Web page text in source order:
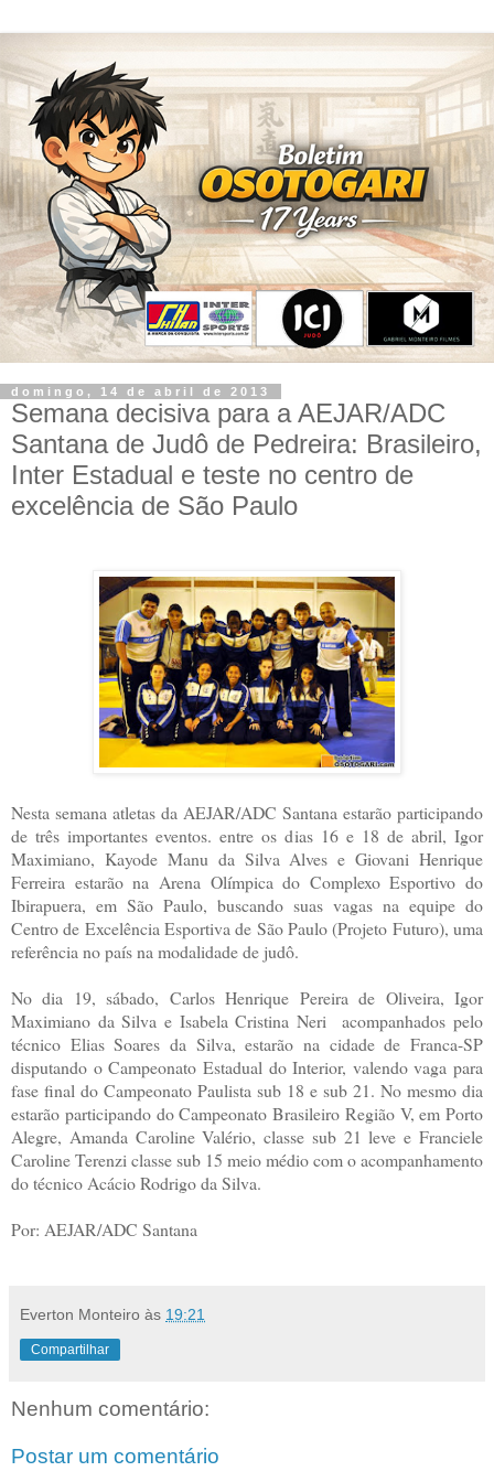
domingo, 14 de abril de 2013
Semana decisiva para a AEJAR/ADC
Santana de Judô de Pedreira: Brasileiro,
Inter Estadual e teste no centro de
excelência de São Paulo
Nesta semana atletas da AEJAR/ADC Santana estarão participando
de três importantes eventos. entre os dias 16 e 18 de abril, Igor
Maximiano, Kayode Manu da Silva Alves e Giovani Henrique
Ferreira estarão na Arena Olímpica do Complexo Esportivo do
Ibirapuera, em São Paulo, buscando suas vagas na equipe do
Centro de Excelência Esportiva de São Paulo (Projeto Futuro), uma
referência no país na modalidade de judô.
No dia 19, sábado, Carlos Henrique Pereira de Oliveira, Igor
Maximiano da Silva e Isabela Cristina Neri acompanhados pelo
técnico Elias Soares da Silva, estarão na cidade de Franca-SP
disputando o Campeonato Estadual do Interior, valendo vaga para
fase final do Campeonato Paulista sub 18 e sub 21. No mesmo dia
estarão participando do Campeonato Brasileiro Região V, em Porto
Alegre, Amanda Caroline Valério, classe sub 21 leve e Franciele
Caroline Terenzi classe sub 15 meio médio com o acompanhamento
do técnico Acácio Rodrigo da Silva.
Por: AEJAR/ADC Santana
Everton Monteiro às 19:21
Compartilhar
Nenhum comentário:
Postar um comentário